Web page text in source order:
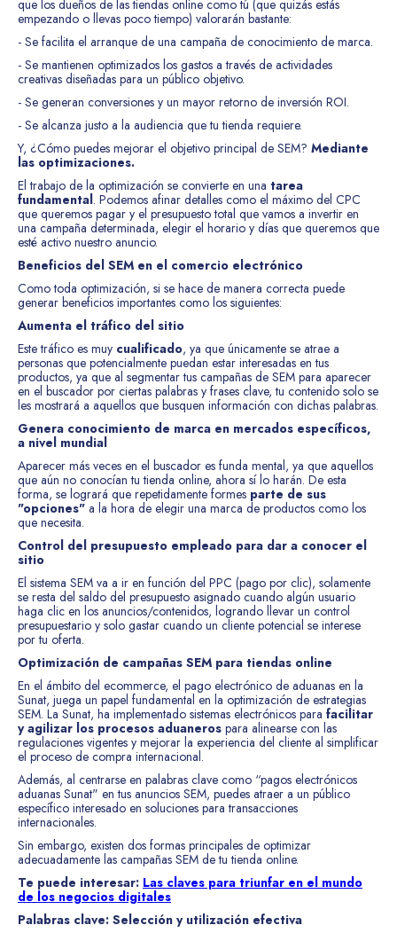
que los dueños de las tiendas online como tú (que quizás estás
empezando o llevas poco tiempo) valorarán bastante:
- Se facilita el arranque de una campaña de conocimiento de marca.
- Se mantienen optimizados los gastos a través de actividades
creativas diseñadas para un público objetivo.
- Se generan conversiones y un mayor retorno de inversión ROI.
- Se alcanza justo a la audiencia que tu tienda requiere.
Y, ¿Cómo puedes mejorar el objetivo principal de SEM? Mediante
las optimizaciones.
El trabajo de la optimización se convierte en una tarea
fundamental. Podemos afinar detalles como el máximo del CPC
que queremos pagar y el presupuesto total que vamos a invertir en
una campaña determinada, elegir el horario y días que queremos que
esté activo nuestro anuncio.
Beneficios del SEM en el comercio electrónico
Como toda optimización, si se hace de manera correcta puede
generar beneficios importantes como los siguientes:
Aumenta el tráfico del sitio
Este tráfico es muy cualificado, ya que únicamente se atrae a
personas que potencialmente puedan estar interesadas en tus
productos, ya que al segmentar tus campañas de SEM para aparecer
en el buscador por ciertas palabras y frases clave, tu contenido solo se
les mostrará a aquellos que busquen información con dichas palabras.
Genera conocimiento de marca en mercados específicos,
a nivel mundial
Aparecer más veces en el buscador es funda mental, ya que aquellos
que aún no conocían tu tienda online, ahora sí lo harán. De esta
forma, se logrará que repetidamente formes parte de sus
"opciones" a la hora de elegir una marca de productos como los
que necesita.
Control del presupuesto empleado para dar a conocer el
sitio
El sistema SEM va a ir en función del PPC (pago por clic), solamente
se resta del saldo del presupuesto asignado cuando algún usuario
haga clic en los anuncios/contenidos, logrando llevar un control
presupuestario y solo gastar cuando un cliente potencial se interese
por tu oferta.
Optimización de campañas SEM para tiendas online
En el ámbito del ecommerce, el pago electrónico de aduanas en la
Sunat, juega un papel fundamental en la optimización de estrategias
SEM. La Sunat, ha implementado sistemas electrónicos para facilitar
y agilizar los procesos aduaneros para alinearse con las
regulaciones vigentes y mejorar la experiencia del cliente al simplificar
el proceso de compra internacional.
Además, al centrarse en palabras clave como “pagos electrónicos
aduanas Sunat" en tus anuncios SEM, puedes atraer a un público
específico interesado en soluciones para transacciones
internacionales.
Sin embargo, existen dos formas principales de optimizar
adecuadamente las campañas SEM de tu tienda online.
Te puede interesar: Las claves para triunfar en el mundo
de los negocios digitales
Palabras clave: Selección y utilización efectiva